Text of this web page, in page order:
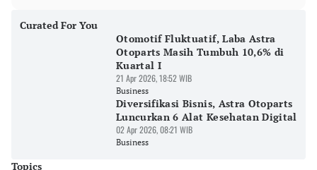
Curated For You
Otomotif Fluktuatif, Laba Astra
Otoparts Masih Tumbuh 10,6% di
Kuartal I
21 Apr 2026, 18:52 WIB
Business
Diversifikasi Bisnis, Astra Otoparts
Luncurkan 6 Alat Kesehatan Digital
02 Apr 2026, 08:21 WIB
Business
Topics